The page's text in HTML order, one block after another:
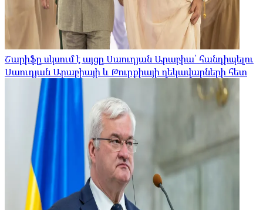
Շարիֆը սկսում է այցը Սաուդյան Արաբիա՝ հանդիպելու
Սաուդյան Արաբիայի և Թուրքիայի ղեկավարների հետ